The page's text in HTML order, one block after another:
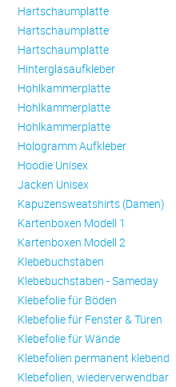
Hartschaumplatte
Hartschaumplatte
Hartschaumplatte
Hinterglasaufkleber
Hohlkammerplatte
Hohlkammerplatte
Hohlkammerplatte
Hologramm Aufkleber
Hoodie Unisex
Jacken Unisex
Kapuzensweatshirts (Damen)
Kartenboxen Modell 1
Kartenboxen Modell 2
Klebebuchstaben
Klebebuchstaben - Sameday
Klebefolie für Böden
Klebefolie für Fenster & Türen
Klebefolie für Wände
Klebefolien permanent klebend
Klebefolien, wiederverwendbar